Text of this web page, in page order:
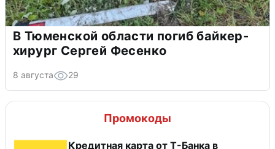
В Тюменской области погиб байкер-
хирург Сергей Фесенко
8 августа 29
Промокоды
Кредитная карта от Т-Банка в